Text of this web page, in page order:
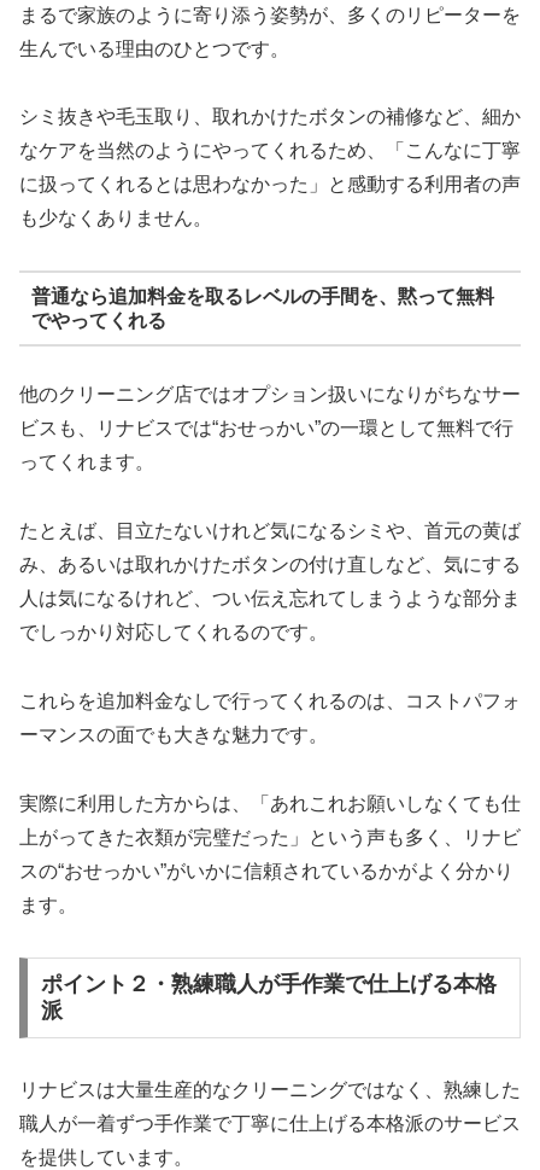
まるで家族のように寄り添う姿勢が、多くのリピーターを
生んでいる理由のひとつです。
シミ抜きや毛玉取り、取れかけたボタンの補修など、細か
なケアを当然のようにやってくれるため、「こんなに丁寧
に扱ってくれるとは思わなかった」と感動する利用者の声
も少なくありません。
普通なら追加料金を取るレベルの手間を、黙って無料
でやってくれる
他のクリーニング店ではオプション扱いになりがちなサー
ビスも、リナビスでは“おせっかい”の一環として無料で行
ってくれます。
たとえば、目立たないけれど気になるシミや、首元の黄ば
み、あるいは取れかけたボタンの付け直しなど、気にする
人は気になるけれど、つい伝え忘れてしまうような部分ま
でしっかり対応してくれるのです。
これらを追加料金なしで行ってくれるのは、コストパフォ
ーマンスの面でも大きな魅力です。
実際に利用した方からは、「あれこれお願いしなくても仕
上がってきた衣類が完璧だった」という声も多く、リナビ
スの“おせっかい”がいかに信頼されているかがよく分かり
ます。
ポイント２・熟練職人が手作業で仕上げる本格
派
リナビスは大量生産的なクリーニングではなく、熟練した
職人が一着ずつ手作業で丁寧に仕上げる本格派のサービス
を提供しています。